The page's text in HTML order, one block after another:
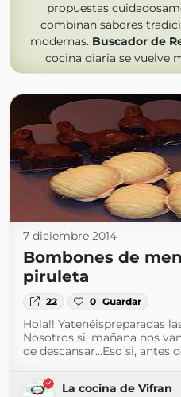
propuestas
combinan sabores
modernas. Buscador de
cocina diaria se vuelve
7 diciembre 2014
Bombones de
piruleta
22 0 Guardar
Hola!! Yatenéispreparadas
Nosotros si, mañana nos
de descansar...Eso si, antes
La cocina de Vifran